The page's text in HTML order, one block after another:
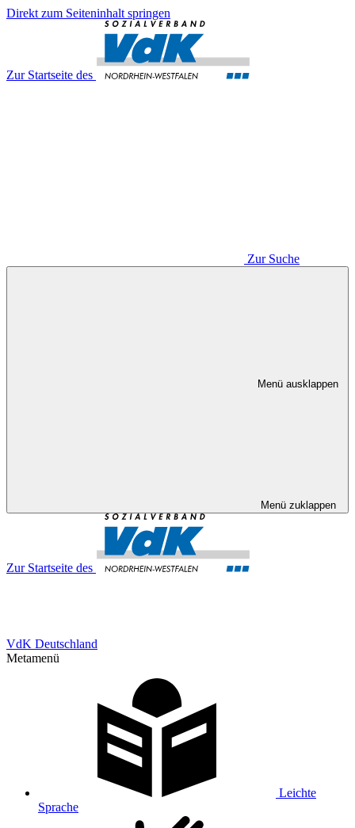
Direkt zum Seiteninhalt springen
Zur Startseite des
Zur Suche
Menü ausklappen
Menü zuklappen
Zur Startseite des
VdK Deutschland
Metamenü
Leichte
Sprache